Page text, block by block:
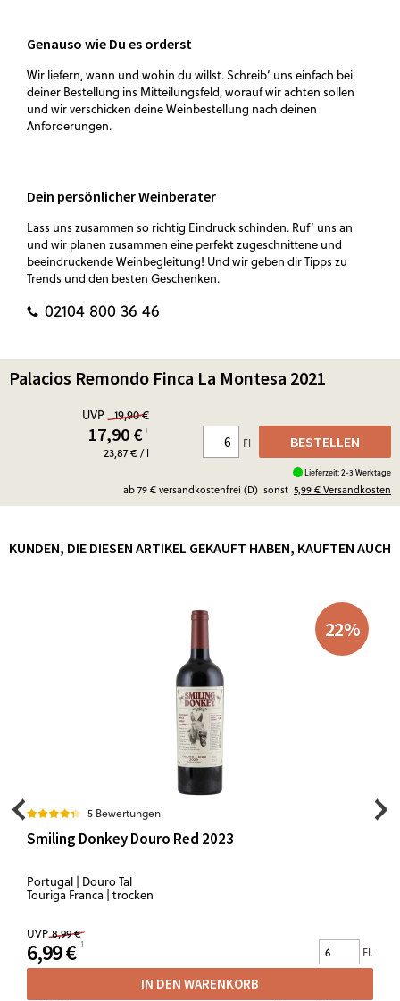
Genauso wie Du es orderst
Wir liefern, wann und wohin du willst. Schreib‘ uns einfach bei
deiner Bestellung ins Mitteilungsfeld, worauf wir achten sollen
und wir verschicken deine Weinbestellung nach deinen
Anforderungen.
Dein persönlicher Weinberater
Lass uns zusammen so richtig Eindruck schinden. Ruf‘ uns an
und wir planen zusammen eine perfekt zugeschnittene und
beeindruckende Weinbegleitung! Und wir geben dir Tipps zu
Trends und den besten Geschenken.
02104 800 36 46
Palacios Remondo Finca La Montesa 2021
UVP 19,90 €
17,90 €¹
23,87 € / l
ab 79 € versandkostenfrei (D) sonst 5,99 €Versandkosten
Fl BESTELLEN
Lieferzeit: 2-3 Werktage
KUNDEN, DIE DIESEN ARTIKEL GEKAUFT HABEN, KAUFTEN AUCH
22%
5 Bewertungen
Smiling Donkey Douro Red 2023
Portugal | Douro Tal
Touriga Franca | trocken
UVP 8,99 €
6,99 € Fl.
IN DEN WARENKORB